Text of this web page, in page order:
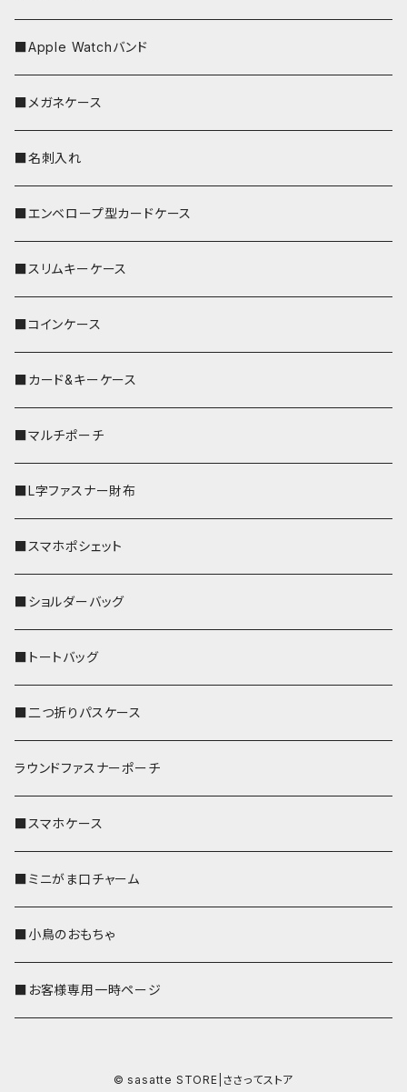
■Apple Watchバンド
■メガネケース
■名刺入れ
■エンベロープ型カードケース
■スリムキーケース
■コインケース
■カード&キーケース
■マルチポーチ
■L字ファスナー財布
■スマホポシェット
■ショルダーバッグ
■トートバッグ
■二つ折りパスケース
ラウンドファスナーポーチ
■スマホケース
■ミニがま口チャーム
■小鳥のおもちゃ
■お客様専用一時ページ
© sasatte STORE|ささってストア